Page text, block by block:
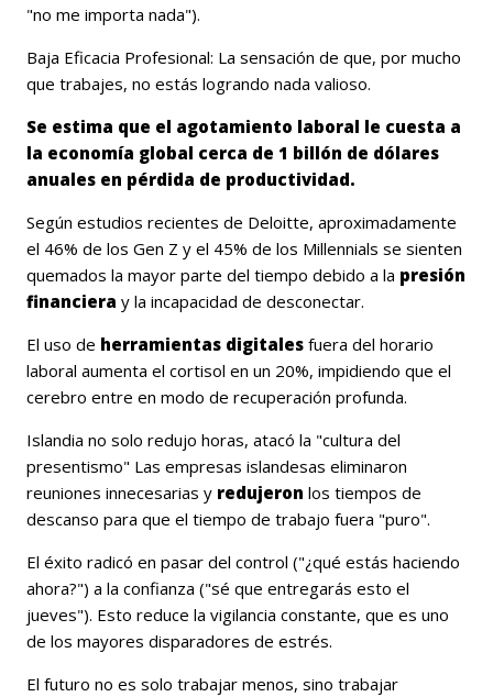
"no me importa nada").
Baja Eficacia Profesional: La sensación de que, por mucho
que trabajes, no estás logrando nada valioso.
Se estima que el agotamiento laboral le cuesta a
la economía global cerca de 1 billón de dólares
anuales en pérdida de productividad.
Según estudios recientes de Deloitte, aproximadamente
el 46% de los Gen Z y el 45% de los Millennials se sienten
quemados la mayor parte del tiempo debido a la presión
financiera y la incapacidad de desconectar.
El uso de herramientas digitales fuera del horario
laboral aumenta el cortisol en un 20%, impidiendo que el
cerebro entre en modo de recuperación profunda.
Islandia no solo redujo horas, atacó la "cultura del
presentismo" Las empresas islandesas eliminaron
reuniones innecesarias y redujeron los tiempos de
descanso para que el tiempo de trabajo fuera "puro".
El éxito radicó en pasar del control ("¿qué estás haciendo
ahora?") a la confianza ("sé que entregarás esto el
jueves"). Esto reduce la vigilancia constante, que es uno
de los mayores disparadores de estrés.
El futuro no es solo trabajar menos, sino trabajar